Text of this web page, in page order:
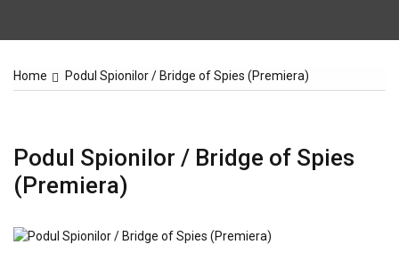
Home Podul Spionilor / Bridge of Spies (Premiera)
Podul Spionilor / Bridge of Spies
(Premiera)